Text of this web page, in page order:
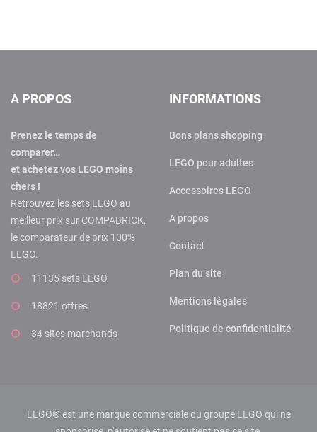
A PROPOS
Prenez le temps de
comparer…
et achetez vos LEGO moins
chers !
Retrouvez les sets LEGO au
meilleur prix sur COMPABRICK,
le comparateur de prix 100%
LEGO.
11135 sets LEGO
18821 offres
34 sites marchands
INFORMATIONS
Bons plans shopping
LEGO pour adultes
Accessoires LEGO
A propos
Contact
Plan du site
Mentions légales
Politique de confidentialité
LEGO® est une marque commerciale du groupe LEGO qui ne